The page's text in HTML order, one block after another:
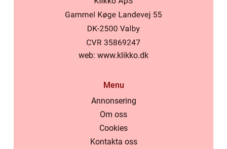
web: www.klikko.dk
Menu
Annonsering
Om oss
Cookies
Kontakta oss